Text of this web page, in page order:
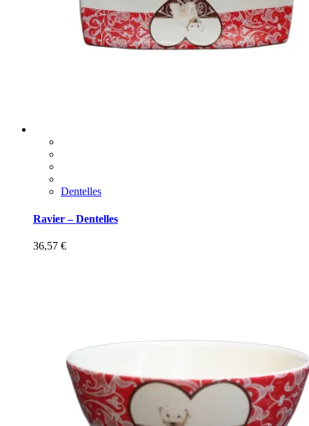
Dentelles
Ravier – Dentelles
36,57 €